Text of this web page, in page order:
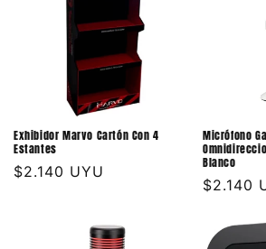
Exhibidor Marvo Cartón Con 4
Estantes
Precio
$2.140 UYU
Micrófono
Blanco
Precio
$2.140